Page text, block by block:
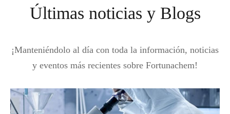
Últimas noticias y Blogs
¡Manteniéndolo al día con toda la información, noticias
y eventos más recientes sobre Fortunachem!